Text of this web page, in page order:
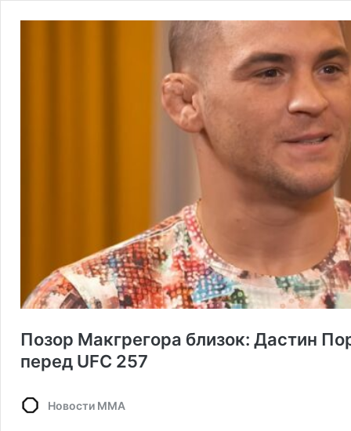
Позор Макгрегора близок: Дастин
перед UFC 257
Новости ММА